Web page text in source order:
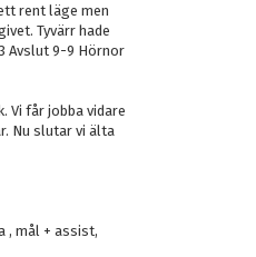
rent läge men
Tyvärr hade
Avslut 9-9 Hörnor
Vi får jobba vidare
Nu slutar vi älta
, mål + assist,